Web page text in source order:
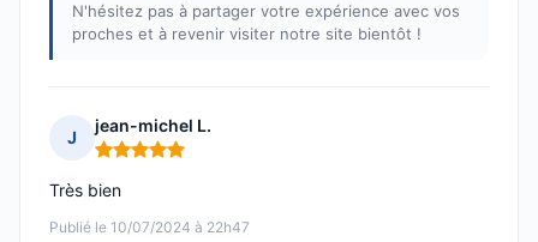
N'hésitez pas à partager votre expérience avec vos
proches et à revenir visiter notre site bientôt !
J
jean-michel L.
Note : 5 sur 5
Publié le 10/07/2024 à 22h47
Très bien